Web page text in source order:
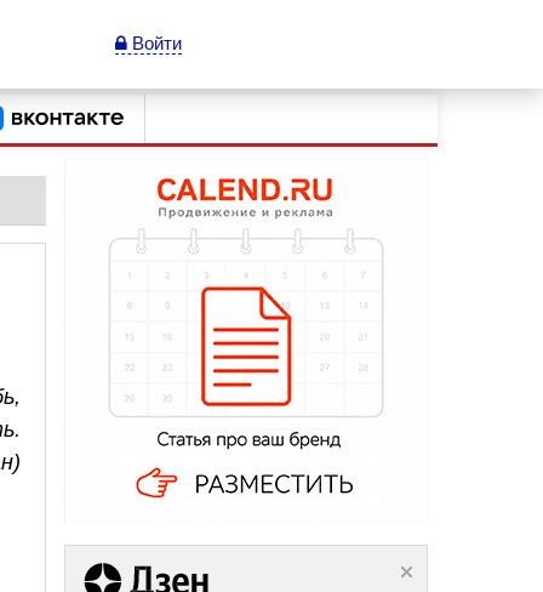
Войти